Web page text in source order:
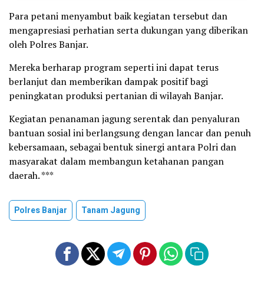
Para petani menyambut baik kegiatan tersebut dan
mengapresiasi perhatian serta dukungan yang diberikan
oleh Polres Banjar.
Mereka berharap program seperti ini dapat terus
berlanjut dan memberikan dampak positif bagi
peningkatan produksi pertanian di wilayah Banjar.
Kegiatan penanaman jagung serentak dan penyaluran
bantuan sosial ini berlangsung dengan lancar dan penuh
kebersamaan, sebagai bentuk sinergi antara Polri dan
masyarakat dalam membangun ketahanan pangan
daerah. ***
Polres Banjar Tanam Jagung